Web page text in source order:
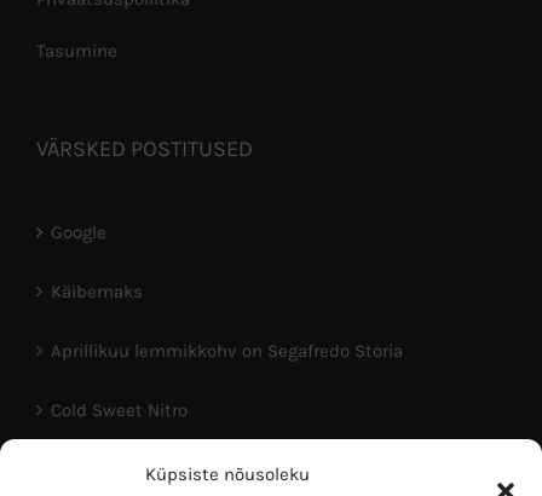
Küpsiste nõusoleku
Tasumine
VÄRSKED POSTITUSED
Google
Käibemaks
Aprillikuu lemmikkohv on Segafredo Storia
Cold Sweet Nitro
Head Eesti Vabariigi aastapäeva!